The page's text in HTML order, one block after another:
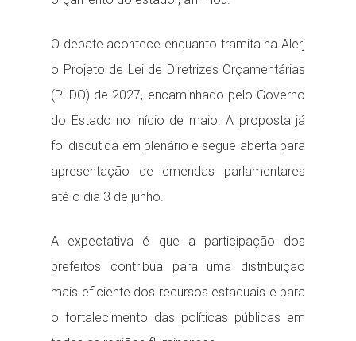
O debate acontece enquanto tramita na Alerj
o Projeto de Lei de Diretrizes Orçamentárias
(PLDO) de 2027, encaminhado pelo Governo
do Estado no início de maio. A proposta já
foi discutida em plenário e segue aberta para
apresentação de emendas parlamentares
até o dia 3 de junho.
A expectativa é que a participação dos
prefeitos contribua para uma distribuição
mais eficiente dos recursos estaduais e para
o fortalecimento das políticas públicas em